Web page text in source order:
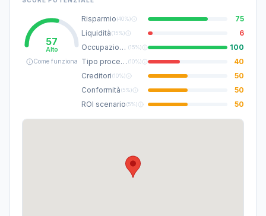
57
Alto
Come funziona
Risparmio(40%)
75
Liquidità(15%)
6
Occupazione (15%)
100
Tipo procedura (10%)
40
Creditori(10%)
50
Conformità(5%)
50
ROI scenario(5%) 50